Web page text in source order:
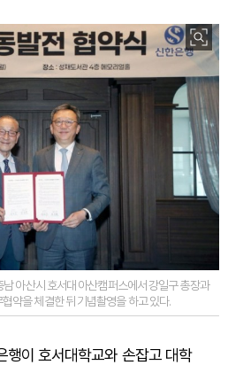
아산시 호서대 아산캠퍼스에서 강일구 총장과
약을 체결한 뒤 기념촬영을 하고 있다.
행이 호서대학교와 손잡고 대학